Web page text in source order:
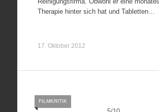
Therapie hinter sich hat und Tabletten…
17. Oktober 2012
FILMKRITIK